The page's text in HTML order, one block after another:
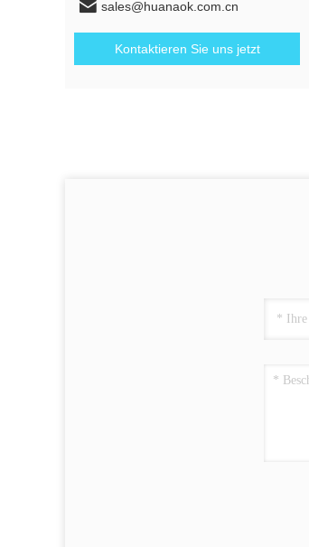
sales@huanaok.com.cn
Kontaktieren Sie uns jetzt